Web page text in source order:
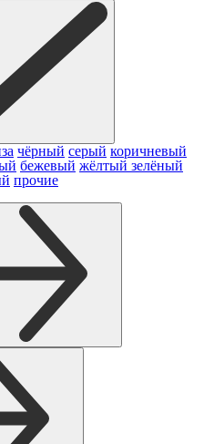
чёрный серый коричневый
бежевый жёлтый зелёный
прочие